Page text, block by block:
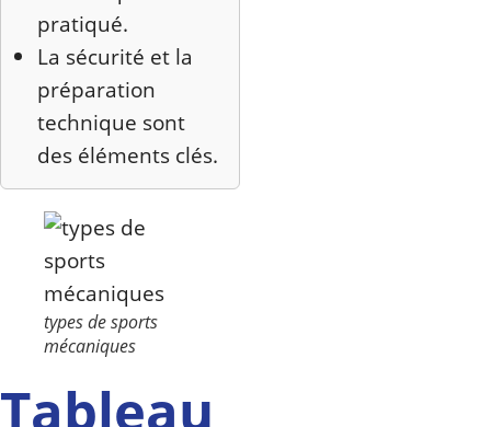
pratiqué.
La sécurité et la
préparation
technique sont
des éléments clés.
types de sports
mécaniques
Tableau